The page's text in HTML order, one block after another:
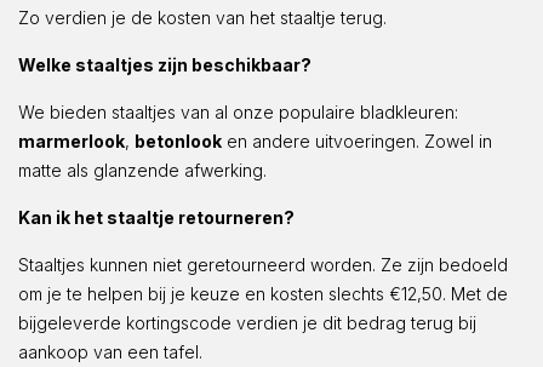
Zo verdien je de kosten van het staaltje terug.
Welke staaltjes zijn beschikbaar?
We bieden staaltjes van al onze populaire bladkleuren:
marmerlook, betonlook en andere uitvoeringen. Zowel in
matte als glanzende afwerking.
Kan ik het staaltje retourneren?
Staaltjes kunnen niet geretourneerd worden. Ze zijn bedoeld
om je te helpen bij je keuze en kosten slechts €12,50. Met de
bijgeleverde kortingscode verdien je dit bedrag terug bij
aankoop van een tafel.